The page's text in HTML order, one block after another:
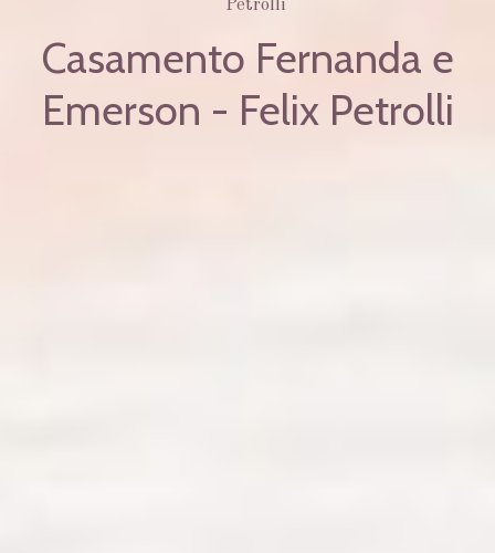
Casamento Fernanda e
Emerson - Felix Petrolli